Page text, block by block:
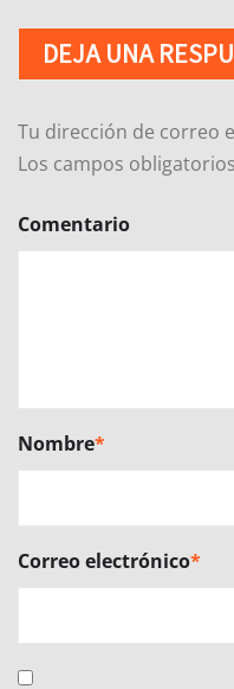
DEJA UNA
Tu dirección de correo
Los campos
Comentario
Nombre*
Correo electrónico*